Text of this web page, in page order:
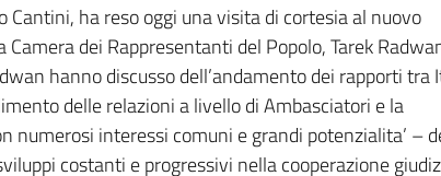
Cantini, ha reso oggi una visita di cortesia al nuovo
dei Rappresentanti del Popolo, Tarek
hanno discusso dell’andamento dei rapporti tra
delle relazioni a livello di Ambasciatori e la
numerosi interessi comuni e grandi potenzialita’ –
costanti e progressivi nella cooperazione